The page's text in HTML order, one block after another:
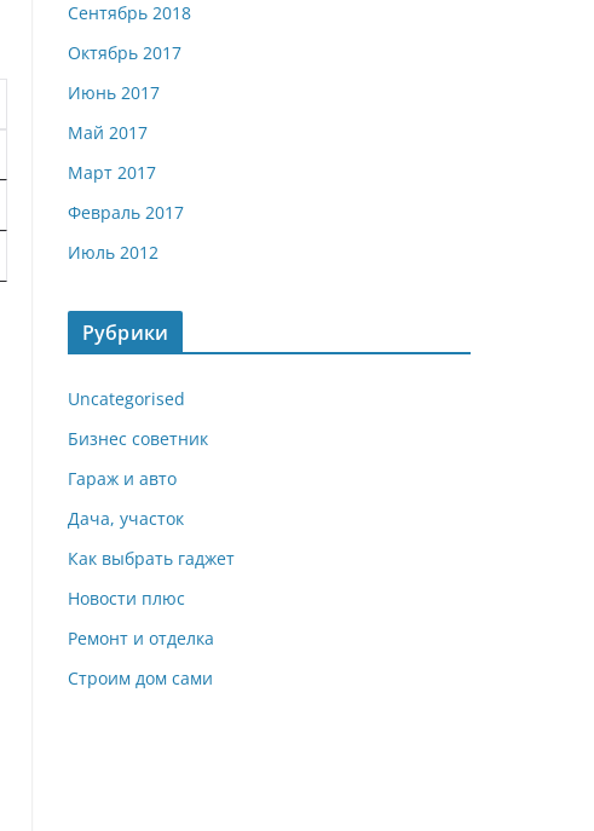
Сентябрь 2018
Октябрь 2017
Июнь 2017
Май 2017
Март 2017
Февраль 2017
Июль 2012
Рубрики
Uncategorised
Бизнес советник
Гараж и авто
Дача, участок
Как выбрать гаджет
Новости плюс
Ремонт и отделка
Строим дом сами